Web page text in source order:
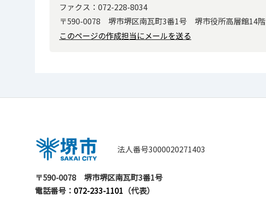
ファクス：072-228-8034
〒590-0078 堺市堺区南瓦町3番1号 堺市役所高層館14階
このページの作成担当にメールを送る
法人番号3000020271403
〒590-0078
堺市堺区南瓦町3番1号
電話番号： 072-233-1101 （代表）